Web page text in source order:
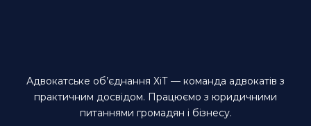
Адвокатське об’єднання ХіТ — команда адвокатів з
практичним досвідом. Працюємо з юридичними
питаннями громадян і бізнесу.